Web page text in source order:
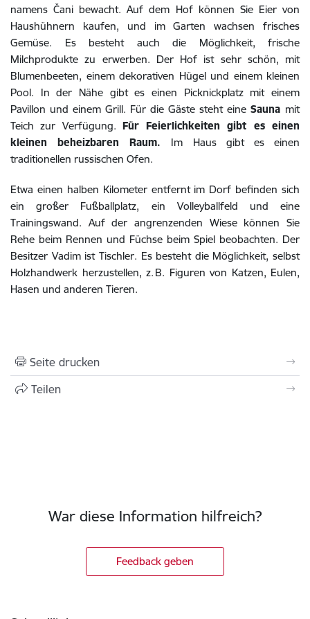
namens Čani bewacht. Auf dem Hof können Sie Eier von
Haushühnern kaufen, und im Garten wachsen frisches
Gemüse. Es besteht auch die Möglichkeit, frische
Milchprodukte zu erwerben. Der Hof ist sehr schön, mit
Blumenbeeten, einem dekorativen Hügel und einem kleinen
Pool. In der Nähe gibt es einen Picknickplatz mit einem
Pavillon und einem Grill. Für die Gäste steht eine Sauna mit
Teich zur Verfügung. Für Feierlichkeiten gibt es einen
kleinen beheizbaren Raum. Im Haus gibt es einen
traditionellen russischen Ofen.
Etwa einen halben Kilometer entfernt im Dorf befinden sich
ein großer Fußballplatz, ein Volleyballfeld und eine
Trainingswand. Auf der angrenzenden Wiese können Sie
Rehe beim Rennen und Füchse beim Spiel beobachten. Der
Besitzer Vadim ist Tischler. Es besteht die Möglichkeit, selbst
Holzhandwerk herzustellen, z. B. Figuren von Katzen, Eulen,
Hasen und anderen Tieren.
Seite drucken
Teilen
War diese Information hilfreich?
Feedback geben